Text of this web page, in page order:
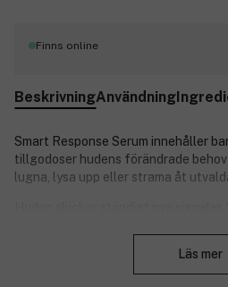
Finns online
BeskrivningAnvändning
Smart Response Serum innehåller
tillgodoser hudens förändrade
lugna, lysa upp eller strama åt
dessa tillstånd orsakas av skador
nivå. När huden skadas förändras
Läs mer